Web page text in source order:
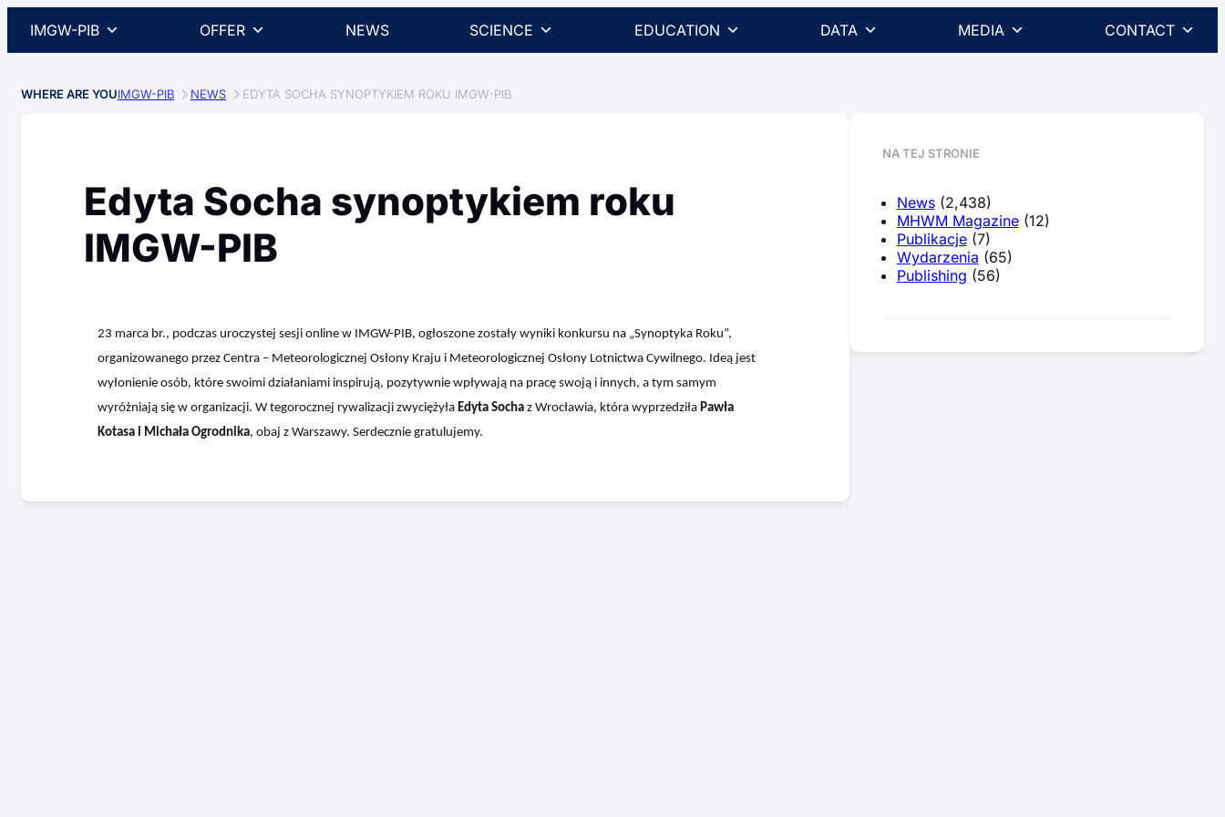
IMGW-PIB OFFER NEWS SCIENCE EDUCATION DATA MEDIA CONTACT
WHERE ARE YOUIMGW-PIB NEWS EDYTA SOCHA SYNOPTYKIEM ROKU IMGW-PIB
Edyta Socha synoptykiem roku
IMGW-PIB
23 marca br., podczas uroczystej sesji online w IMGW-PIB, ogłoszone zostały wyniki konkursu na „Synoptyka Roku”,
organizowanego przez Centra – Meteorologicznej Osłony Kraju i Meteorologicznej Osłony Lotnictwa Cywilnego. Ideą jest
wyłonienie osób, które swoimi działaniami inspirują, pozytywnie wpływają na pracę swoją i innych, a tym samym
wyróżniają się w organizacji. W tegorocznej rywalizacji zwyciężyła Edyta Socha z Wrocławia, która wyprzedziła Pawła
Kotasa i Michała Ogrodnika, obaj z Warszawy. Serdecznie gratulujemy.
NA TEJ STRONIE
News(2,438)
MHWM Magazine(12)
Publikacje(7)
Wydarzenia (65)
Publishing (56)